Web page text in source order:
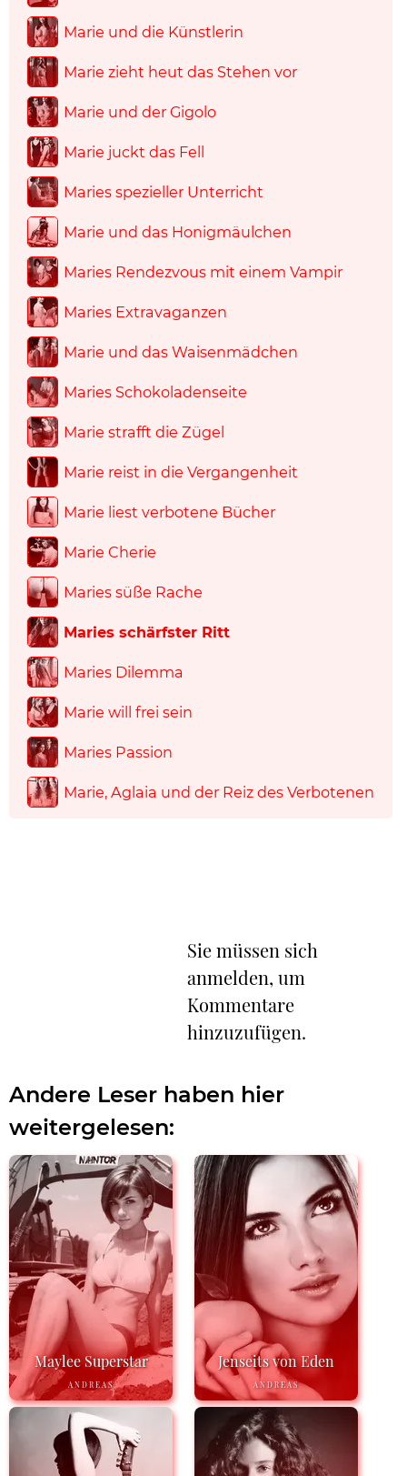
Marie und die Künstlerin
Marie zieht heut das Stehen vor
Marie und der Gigolo
Marie juckt das Fell
Maries spezieller Unterricht
Marie und das Honigmäulchen
Maries Rendezvous mit einem Vampir
Maries Extravaganzen
Marie und das Waisenmädchen
Maries Schokoladenseite
Marie strafft die Zügel
Marie reist in die Vergangenheit
Marie liest verbotene Bücher
Marie Cherie
Maries süße Rache
Maries schärfster Ritt
Maries Dilemma
Marie will frei sein
Maries Passion
Marie, Aglaia und der Reiz des Verbotenen
Sie müssen sich
anmelden, um
Kommentare
hinzuzufügen.
Andere Leser haben hier
weitergelesen:
Maylee Superstar
ANDREAS
Jenseits von Eden
ANDREAS